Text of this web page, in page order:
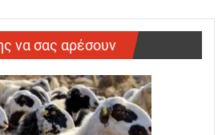
να σας αρέσουν